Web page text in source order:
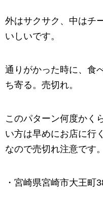
外はサクサク、中はチ
いしいです。
通りがかった時に、食
ち寄る。売切れ。
このパターン何度かく
い方は早めにお店に行
なので売切れ注意です。
・宮崎県宮崎市大王町